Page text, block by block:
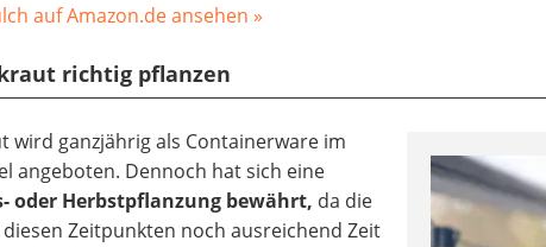
auf Amazon.de ansehen »
richtig pflanzen
wird ganzjährig als Containerware im
angeboten. Dennoch hat sich eine
oder Herbstpflanzung bewährt, da die
diesen Zeitpunkten noch ausreichend Zeit